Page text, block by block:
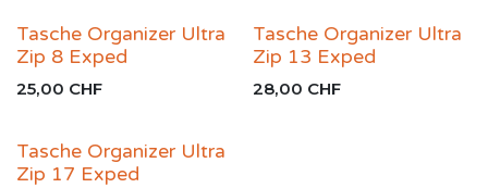
Tasche Organizer Ultra
Zip 8 Exped
25,00 CHF
Tasche Organizer Ultra
Zip 13 Exped
28,00 CHF
Tasche Organizer Ultra
Zip 17 Exped